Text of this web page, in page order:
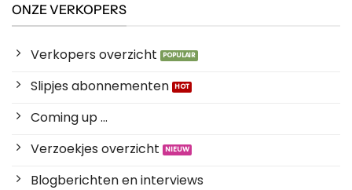
ONZE VERKOPERS
Verkopers overzicht
Slipjes abonnementen
Coming up ...
Verzoekjes overzicht
Blogberichten en interviews